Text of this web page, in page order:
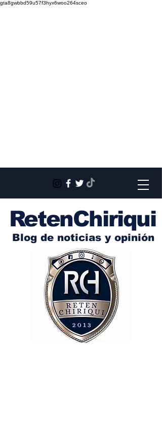
gta8gwbbd59u57f3hyx6woo264sceo
RetenChiriqui
Blog de noticias y opinión